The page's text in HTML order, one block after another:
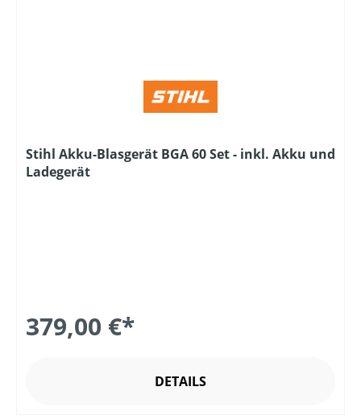
Stihl Akku-Blasgerät BGA 60 Set - inkl. Akku und
Ladegerät
379,00 €*
DETAILS